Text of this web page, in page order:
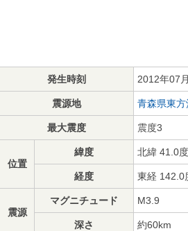
発生時刻 2012年07
震源地 青森県東方
最大震度 震度3
位置
緯度 北緯 41.0度
経度 東経 142.0
震源
マグニチュード M3.9
深さ 約60km